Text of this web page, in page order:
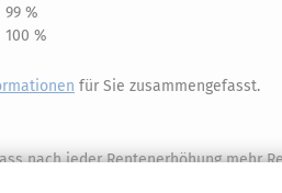
99 %
100 %
für Sie zusammengefasst.
nach jeder Rentenerhöhung mehr